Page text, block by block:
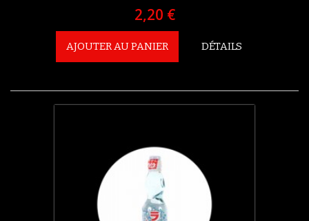
2,20 €
AJOUTER AU PANIER DÉTAILS